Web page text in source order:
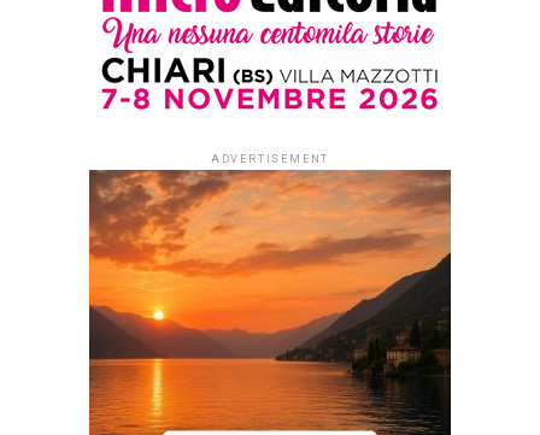
Prorogata la
sono già
arrivati oltre 80
racconti e
poesie sull’olio
e l’olivo per il
concorso che
vuole celebrare
un personaggio
significativo